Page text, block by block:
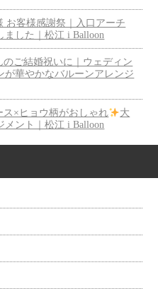
お客様感謝祭｜入口アーチ
ました｜松江 i Balloon
のご結婚祝いに｜ウェディン
が華やかなバルーンアレンジ
ス×ヒョウ柄がおしゃれ
大
メント｜松江 i Balloon